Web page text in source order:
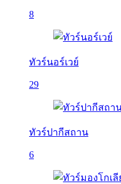
8
ทัวร์นอร์เวย์
29
ทัวร์ปากีสถาน
6